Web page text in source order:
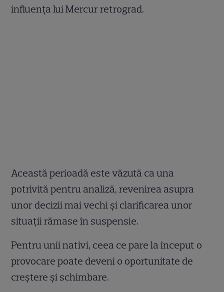
influența lui Mercur retrograd.
Această perioadă este văzută ca una
potrivită pentru analiză, revenirea asupra
unor decizii mai vechi și clarificarea unor
situații rămase în suspensie.
Pentru unii nativi, ceea ce pare la început o
provocare poate deveni o oportunitate de
creștere și schimbare.